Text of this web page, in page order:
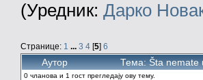
(Уредник: Дарко
Странице: 1 ... 3 4 [5] 6
Аутор Тема: Šta nemate
0 чланова и 1 гост прегледају ову тему.